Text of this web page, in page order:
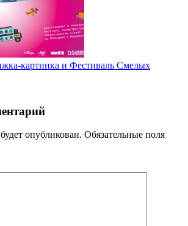
картинка и Фестиваль Смелых
опубликован. Обязательные поля